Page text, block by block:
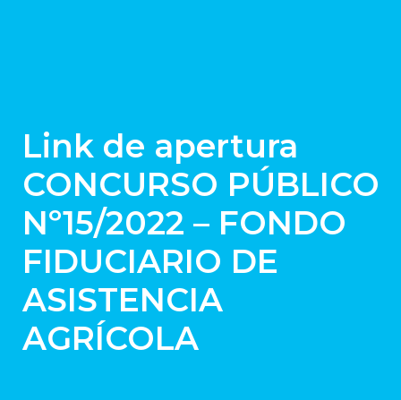
Link de apertura
CONCURSO PÚBLICO
Nº15/2022 – FONDO
FIDUCIARIO DE
ASISTENCIA
AGRÍCOLA